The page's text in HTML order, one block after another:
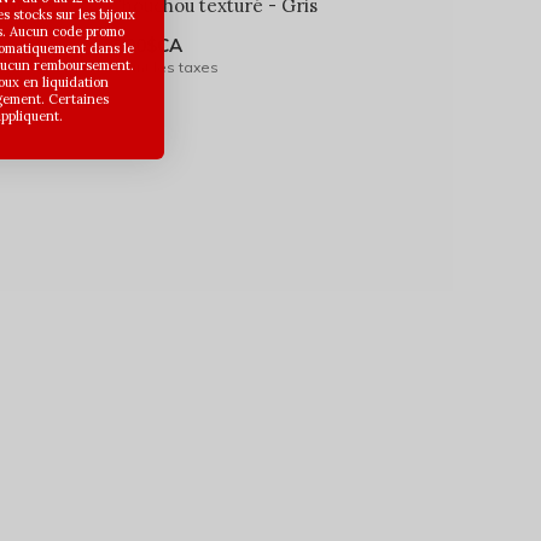
perlé
Chouchou texturé - Gris
6,00$CA
Avant les taxes
stocks sur les bijoux
Aucun code promo
dans le
remboursement.
en liquidation
Certaines